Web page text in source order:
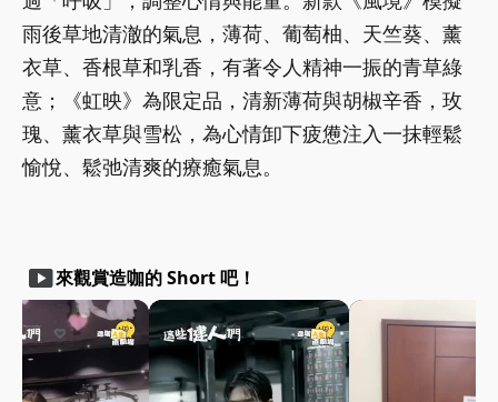
雨後草地清澈的氣息，薄荷、葡萄柚、天竺葵、薰
衣草、香根草和乳香，有著令人精神一振的青草綠
意；《虹映》為限定品，清新薄荷與胡椒辛香，玫
瑰、薰衣草與雪松，為心情卸下疲憊注入一抹輕鬆
愉悅、鬆弛清爽的療癒氣息。
smart_display來觀賞造咖的 Short 吧！